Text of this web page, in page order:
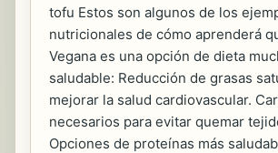
tofu Estos son algunos de los
nutricionales de cómo aprenderá
Vegana es una opción de dieta
saludable: Reducción de grasas
mejorar la salud cardiovascular.
necesarios para evitar quemar
Opciones de proteínas más